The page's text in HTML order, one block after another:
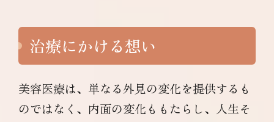
治療にかける想い
美容医療は、単なる外見の変化を提供するも
のではなく、内面の変化ももたらし、人生そ